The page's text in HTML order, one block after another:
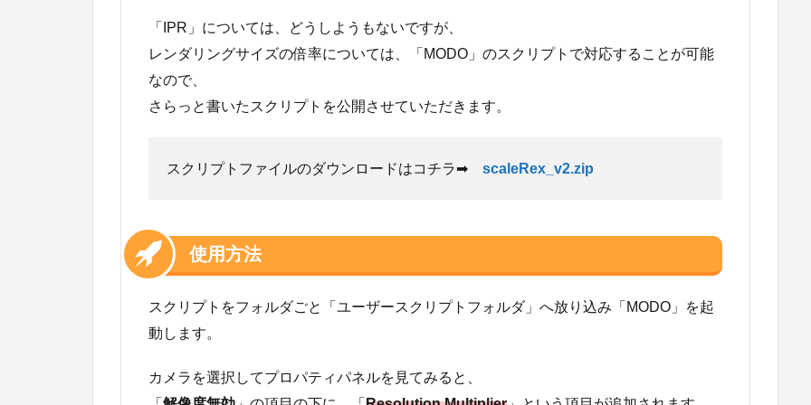
「IPR」については、どうしようもないですが、
レンダリングサイズの倍率については、「MODO」のスクリプトで対応することが可能
なので、
さらっと書いたスクリプトを公開させていただきます。
スクリプトファイルのダウンロードはコチラ➡ scaleRex_v2.zip
使用方法
スクリプトをフォルダごと「ユーザースクリプトフォルダ」へ放り込み「MODO」を起
動します。
カメラを選択してプロパティパネルを見てみると、